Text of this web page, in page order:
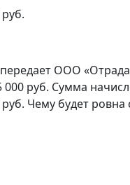
ООО
000 руб. Сумма
Чему будет